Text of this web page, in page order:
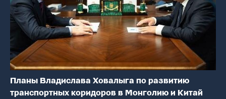
Планы Владислава Ховалыга по развитию
транспортных коридоров в Монголию и Китай